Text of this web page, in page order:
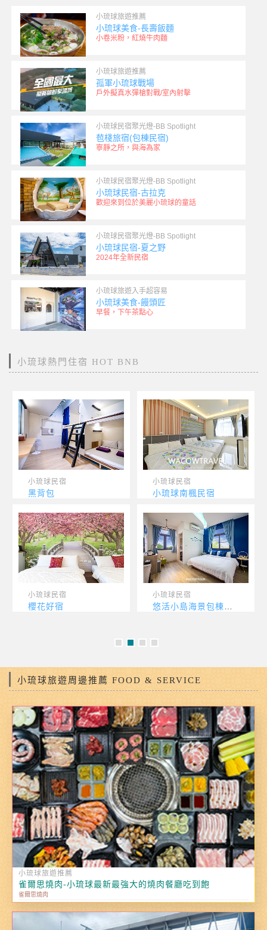
小琉球旅遊推薦
小琉球美食-長壽飯麵
小卷米粉，紅燒牛肉麵
小琉球旅遊推薦
孤軍小琉球戰場
戶外擬真水彈槍對戰/室內射擊
小琉球民宿聚光燈-BB Spotlight
苞棧旅宿(包棟民宿)
寧靜之所，與海為家
小琉球民宿聚光燈-BB Spotlight
小琉球民宿-古拉克
歡迎來到位於美麗小琉球的童話
小琉球民宿聚光燈-BB Spotlight
小琉球民宿-夏之野
2024年全新民宿
小琉球旅遊入手超容易
小琉球美食-饅頭匠
早餐，下午茶點心
小琉球熱門住宿 HOT BNB
小琉球民宿
黑背包
小琉球民宿
櫻花好宿
小琉球民宿
小琉球南楓民宿
小琉球民宿
悠活小島海景包棟民宿
小琉球旅遊周邊推薦 FOOD & SERVICE
小琉球旅遊推薦
雀爾思燒肉-小琉球最新最強大的燒肉餐廳吃到飽
雀爾思燒肉